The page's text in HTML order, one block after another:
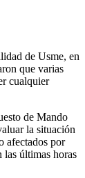
de Usme, en
que varias
cualquier
de Mando
la situación
afectados por
las últimas horas